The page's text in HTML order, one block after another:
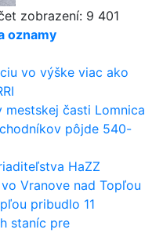
oznamy
vo výške viac ako
mestskej časti Lomnica
pôjde 540-
HaZZ
Vranove nad Topľou
pribudlo 11
staníc pre
zobrazení: 9 401